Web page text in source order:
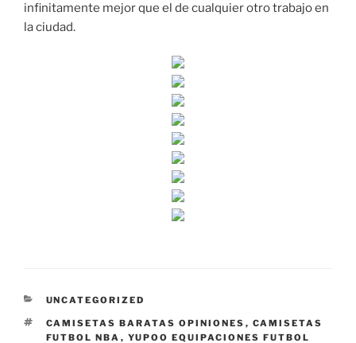
infinitamente mejor que el de cualquier otro trabajo en
la ciudad.
CATEGORÍAS
UNCATEGORIZED
ETIQUETAS
CAMISETAS BARATAS OPINIONES , CAMISETAS
FUTBOL NBA , YUPOO EQUIPACIONES FUTBOL